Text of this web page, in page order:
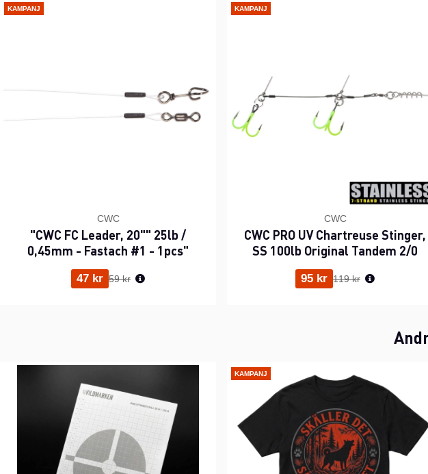
KAMPANJ
CWC
"CWC FC Leader, 20"" 25lb /
0,45mm - Fastach #1 - 1pcs"
47 kr Ordinarie pris:
59 kr
KAMPANJ
CWC
CWC PRO UV Chartreuse Stinger,
SS 100lb Original Tandem 2/0
95 kr Ordinarie pris:
119 kr
KAMPANJ